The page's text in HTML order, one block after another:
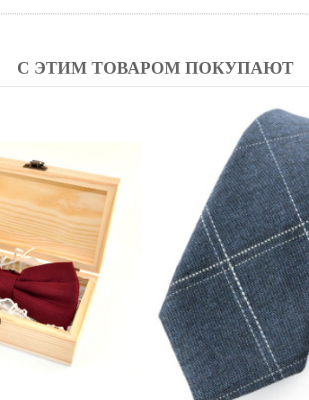
С ЭТИМ ТОВАРОМ ПОКУПАЮТ